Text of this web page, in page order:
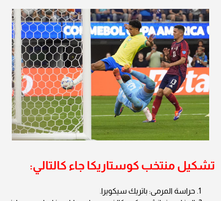
تشكيل منتخب كوستاريكا جاء كالتالي:
حراسة المرمى: باتريك سيكويرا.